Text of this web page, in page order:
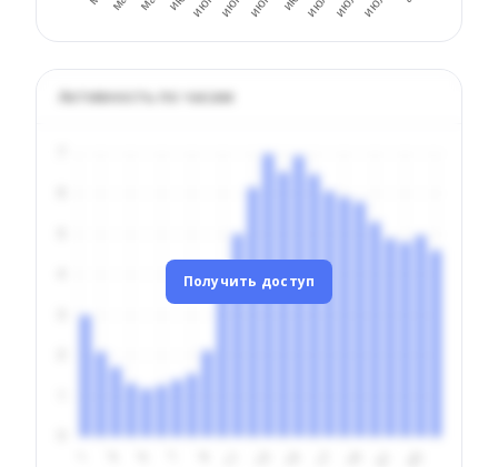
Активность по часам
Получить доступ